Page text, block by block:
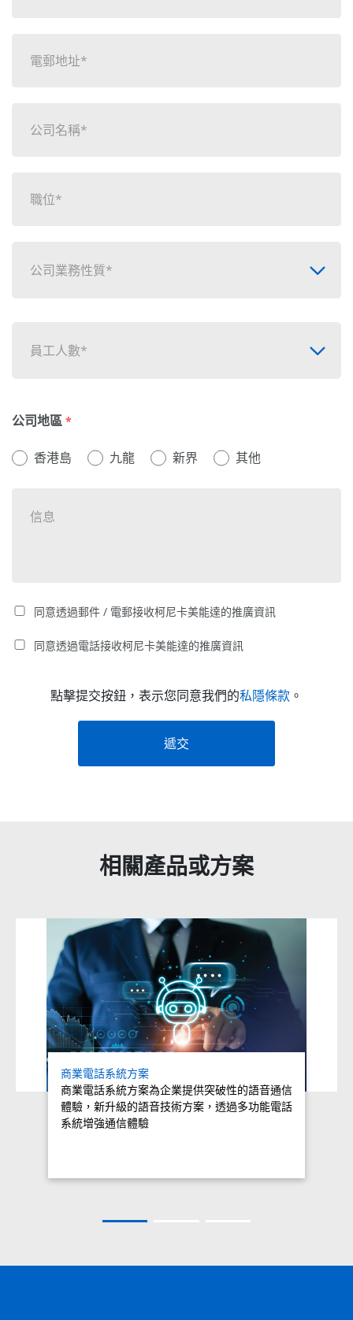
公司業務性質*
員工人數*
公司地區 *
香港島 九龍 新界 其他
同意透過郵件 / 電郵接收柯尼卡美能達的推廣資訊
同意透過電話接收柯尼卡美能達的推廣資訊
點擊提交按鈕，表示您同意我們的私隱條款 。
遞交
相關產品或方案
Related products titles
商業電話系統方案
商業電話系統方案為企業提供突破性的語音通信
體驗，新升級的語音技術方案，透過多功能電話
系統增強通信體驗